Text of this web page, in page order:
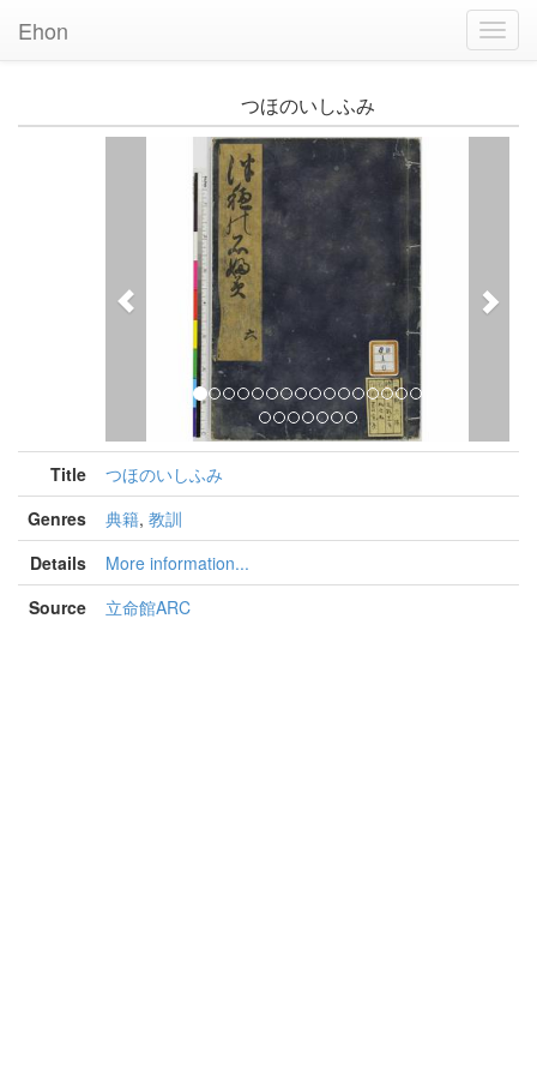
Ehon
つほのいしふみ
Previous
Title
つほのいしふみ
Genres
典籍, 教訓
Details
More information...
Source
立命館ARC